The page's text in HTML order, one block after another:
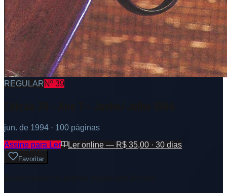
REGULARNº 39
jun. de 1994 · 100 páginas
Assine para Ler
Ler online — R$ 35,00 · 30 dias
Favoritar